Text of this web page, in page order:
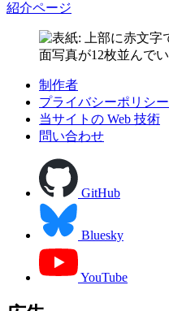
紹介ページ
制作者
プライバシーポリシー
当サイトの Web 技術
問い合わせ
GitHub
Bluesky
YouTube